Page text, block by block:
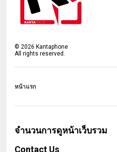
© 2026 Kantaphone
All rights reserved.
หน้าแรก
จำนวนการดูหน้าเว็บรวม
Contact Us